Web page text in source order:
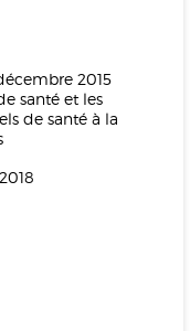
2015
santé et les
de santé à la